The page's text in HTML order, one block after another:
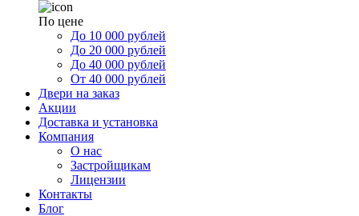
По цене
До 10 000 рублей
До 20 000 рублей
До 40 000 рублей
От 40 000 рублей
Двери на заказ
Акции
Доставка и установка
Компания
О нас
Застройщикам
Лицензии
Контакты
Блог